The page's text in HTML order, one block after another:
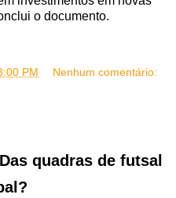
o documento.
PM Nenhum comentário:
quadras de futsal